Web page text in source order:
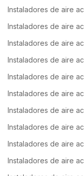
Instaladores de aire
Instaladores de aire
Instaladores de aire
Instaladores de aire
Instaladores de aire
Instaladores de aire
Instaladores de aire
Instaladores de aire
Instaladores de aire
Instaladores de aire